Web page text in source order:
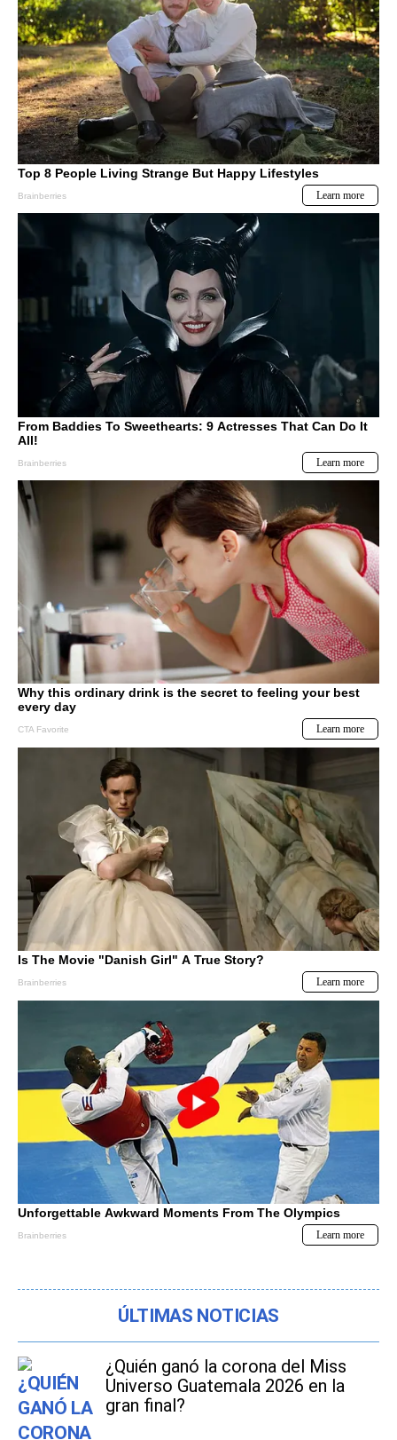
ÚLTIMAS NOTICIAS
¿Quién ganó la corona del Miss
Universo Guatemala 2026 en la
gran final?